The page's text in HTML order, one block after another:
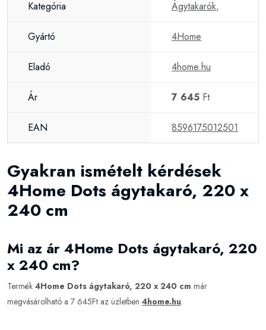
Kategória Ágytakarók,
Gyártó 4Home
Eladó 4home.hu
Ár 7 645 Ft
EAN 8596175012501
Gyakran ismételt kérdések
4Home Dots ágytakaró, 220 x
240 cm
Mi az ár 4Home Dots ágytakaró, 220
x 240 cm?
Termék 4Home Dots ágytakaró, 220 x 240 cm már
megvásárolható a 7 645Ft az üzletben 4home.hu.